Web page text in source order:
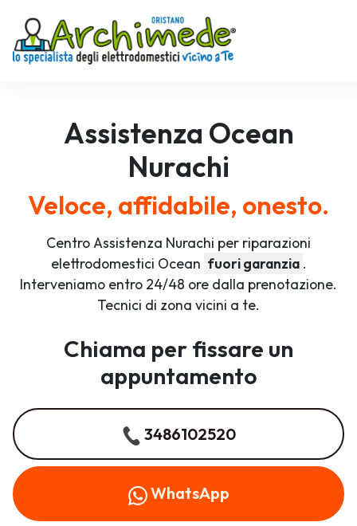
Assistenza Ocean
Nurachi
Veloce, affidabile, onesto.
Centro Assistenza Nurachi per riparazioni
elettrodomestici Ocean fuori garanzia .
Interveniamo entro 24/48 ore dalla prenotazione.
Tecnici di zona vicini a te.
Chiama per fissare un
appuntamento
3486102520
WhatsApp